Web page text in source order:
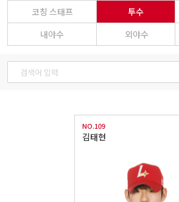
코칭 스태프 투수
내야수
외야수
NO.109
김태현